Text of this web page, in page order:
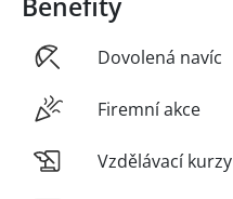
Dovolená navíc
Firemní akce
Vzdělávací kurzy